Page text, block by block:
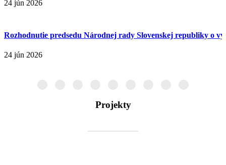
24 jún 2026
Rozhodnutie predsedu Národnej rady Slovenskej republiky o
24 jún 2026
Projekty